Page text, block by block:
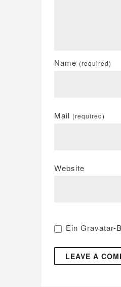
Name (required)
Mail (required)
Website
Ein Gravatar-